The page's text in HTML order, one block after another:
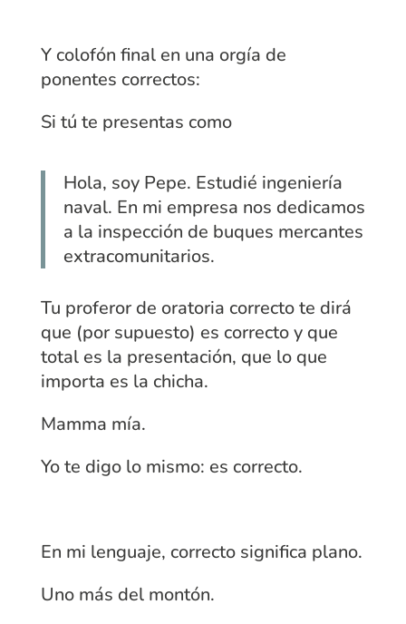
Y colofón final en una orgía de
ponentes correctos:
Si tú te presentas como
Hola, soy Pepe. Estudié ingeniería
naval. En mi empresa nos dedicamos
a la inspección de buques mercantes
extracomunitarios.
Tu proferor de oratoria correcto te dirá
que (por supuesto) es correcto y que
total es la presentación, que lo que
importa es la chicha.
Mamma mía.
Yo te digo lo mismo: es correcto.
En mi lenguaje, correcto significa plano.
Uno más del montón.